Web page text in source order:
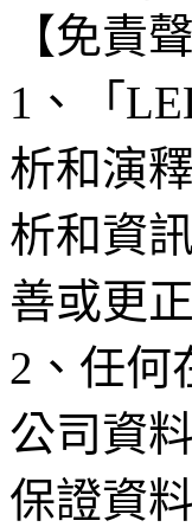
【免責
1、「
析和演
析和資
善或更
2、任何
公司資
保證資